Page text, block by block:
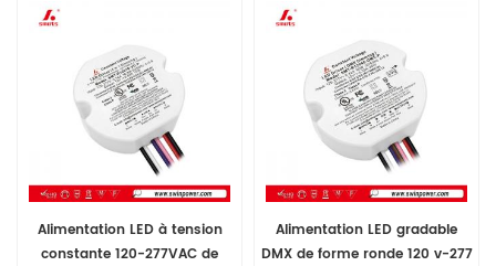
Alimentation LED à tension
constante 120-277VAC de
Alimentation LED gradable
DMX de forme ronde 120 v-277